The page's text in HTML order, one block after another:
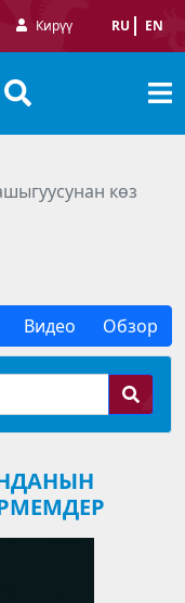
Кирүү RU EN
көз
Видео Обзор